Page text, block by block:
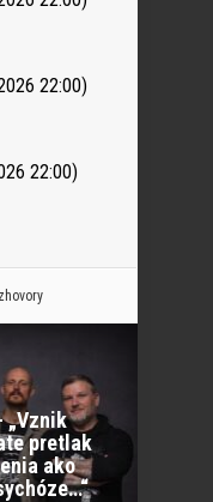
22:00)
22:00)
„Vznik
pretlak
ako